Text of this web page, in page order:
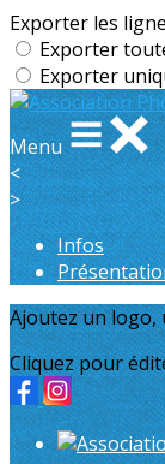
Exporter les
Exporter
Exporter
Menu
<
>
Infos
Ajoutez un logo,
Cliquez pour